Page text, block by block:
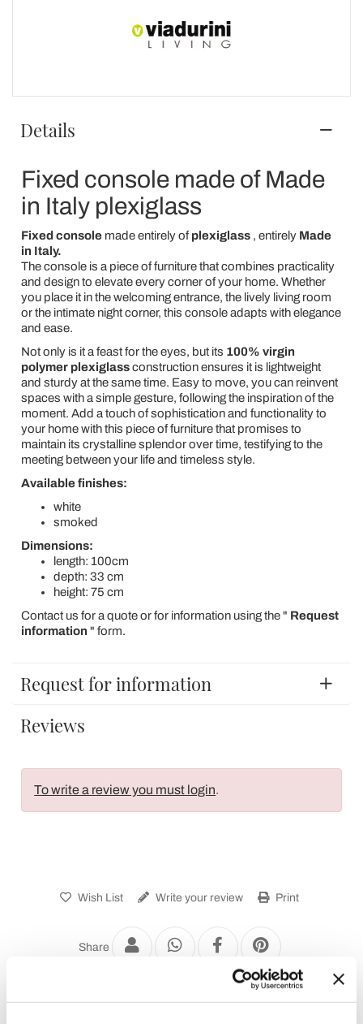
Details
Fixed console made of Made
in Italy plexiglass
Fixed consolemade entirely ofplexiglass, entirely Made
in Italy.
The console is a piece of furniture that combines practicality
and design to elevate every corner of your home. Whether
you place it in the welcoming entrance, the lively living room
or the intimate night corner, this console adapts with elegance
and ease.
Not only is it a feast for the eyes, but its 100% virgin
polymer plexiglassconstruction ensures it is lightweight
and sturdy at the same time. Easy to move, you can reinvent
spaces with a simple gesture, following the inspiration of the
moment. Add a touch of sophistication and functionality to
your home with this piece of furniture that promises to
maintain its crystalline splendor over time, testifying to the
meeting between your life and timeless style.
Available finishes:
white
smoked
Dimensions:
length: 100cm
depth: 33 cm
height: 75 cm
Contact us for a quote or for information using the " Request
information " form.
Request for information
Reviews
To write a review you must login.
Wish List Write your review Print
Share